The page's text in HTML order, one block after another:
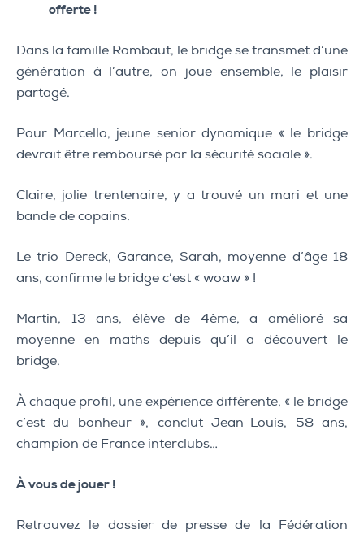
offerte !
Dans la famille Rombaut, le bridge se transmet d’une
génération à l’autre, on joue ensemble, le plaisir
partagé.
Pour Marcello, jeune senior dynamique « le bridge
devrait être remboursé par la sécurité sociale ».
Claire, jolie trentenaire, y a trouvé un mari et une
bande de copains.
Le trio Dereck, Garance, Sarah, moyenne d’âge 18
ans, confirme le bridge c’est « woaw » !
Martin, 13 ans, élève de 4ème, a amélioré sa
moyenne en maths depuis qu’il a découvert le
bridge.
À chaque profil, une expérience différente, « le bridge
c’est du bonheur », conclut Jean-Louis, 58 ans,
champion de France interclubs…
À vous de jouer !
Retrouvez le dossier de presse de la Fédération